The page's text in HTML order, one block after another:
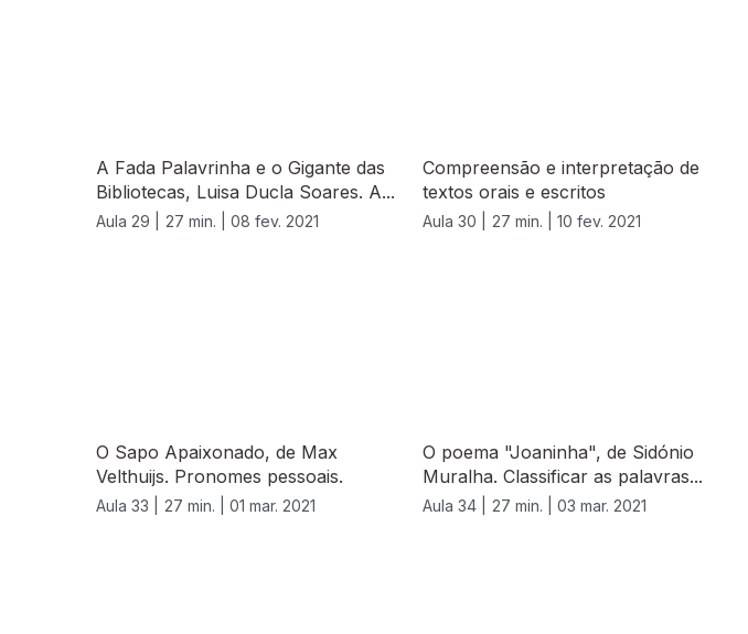
A Fada Palavrinha e o Gigante das
Bibliotecas, Luisa Ducla Soares. A...
Aula 29 | 27 min. | 08 fev. 2021
Compreensão e interpretação de
textos orais e escritos
Aula 30 | 27 min. | 10 fev. 2021
O Sapo Apaixonado, de Max
Velthuijs. Pronomes pessoais.
Aula 33 | 27 min. | 01 mar. 2021
O poema "Joaninha", de Sidónio
Muralha. Classificar as palavras...
Aula 34 | 27 min. | 03 mar. 2021